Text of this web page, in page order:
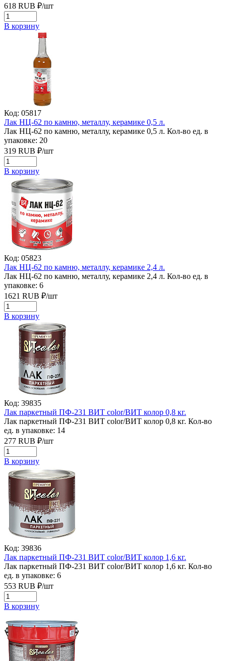
618 RUB ₽/шт
В корзину
Код: 05817
Лак НЦ-62 по камню, металлу, керамике 0,5 л.
Лак НЦ-62 по камню, металлу, керамике 0,5 л. Кол-во ед. в
упаковке: 20
319 RUB ₽/шт
В корзину
Код: 05823
Лак НЦ-62 по камню, металлу, керамике 2,4 л.
Лак НЦ-62 по камню, металлу, керамике 2,4 л. Кол-во ед. в
упаковке: 6
1621 RUB ₽/шт
В корзину
Код: 39835
Лак паркетный ПФ-231 ВИТ color/ВИТ колор 0,8 кг.
Лак паркетный ПФ-231 ВИТ color/ВИТ колор 0,8 кг. Кол-во
ед. в упаковке: 14
277 RUB ₽/шт
В корзину
Код: 39836
Лак паркетный ПФ-231 ВИТ color/ВИТ колор 1,6 кг.
Лак паркетный ПФ-231 ВИТ color/ВИТ колор 1,6 кг. Кол-во
ед. в упаковке: 6
553 RUB ₽/шт
В корзину